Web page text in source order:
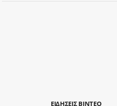
ΕΙΔΗΣΕΙΣ ΒΙΝΤΕΟ